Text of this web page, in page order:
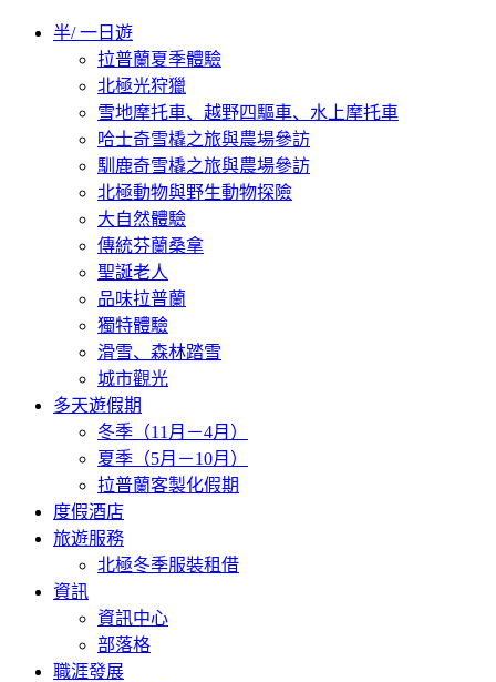
半/ 一日遊
拉普蘭夏季體驗
北極光狩獵
雪地摩托車、越野四驅車、水上摩托車
哈士奇雪橇之旅與農場參訪
馴鹿奇雪橇之旅與農場參訪
北極動物與野生動物探險
大自然體驗
傳統芬蘭桑拿
聖誕老人
品味拉普蘭
獨特體驗
滑雪、森林踏雪
城市觀光
多天遊假期
冬季（11月－4月）
夏季（5月－10月）
拉普蘭客製化假期
度假酒店
旅遊服務
北極冬季服裝租借
資訊
資訊中心
部落格
職涯發展